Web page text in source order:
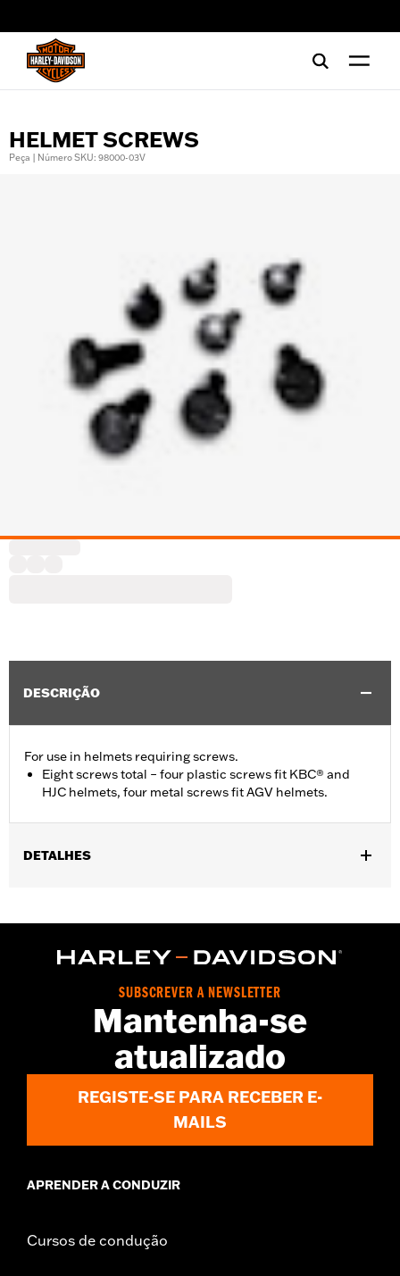
HELMET SCREWS
Peça | Número SKU: 98000-03V
DESCRIÇÃO
For use in helmets requiring screws.
Eight screws total – four plastic screws fit KBC® and
HJC helmets, four metal screws fit AGV helmets.
DETALHES
Collection:Genuine Motorclothes
d.com/warrantyfor full details
SUBSCREVER A NEWSLETTER
Mantenha-se
atualizado
REGISTE-SE PARA RECEBER E-
MAILS
APRENDER A CONDUZIR
Cursos de condução